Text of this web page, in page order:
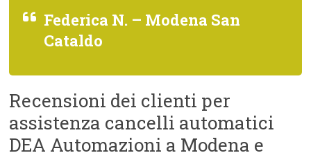
Federica N. – Modena San
Cataldo
Recensioni dei clienti per
assistenza cancelli automatici
DEA Automazioni a Modena e